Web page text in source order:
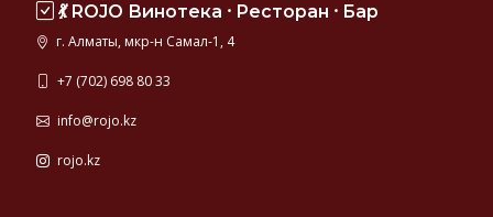
💃 ROJO Винотека ⸱ Ресторан ⸱ Бар
г. Алматы, мкр-н Самал-1, 4
+7 (702) 698 80 33
info@rojo.kz
rojo.kz